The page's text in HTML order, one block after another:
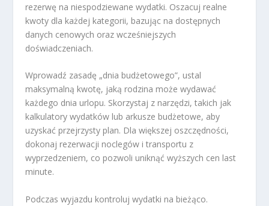
rezerwę na niespodziewane wydatki. Oszacuj realne
kwoty dla każdej kategorii, bazując na dostępnych
danych cenowych oraz wcześniejszych
doświadczeniach.
Wprowadź zasadę „dnia budżetowego”, ustal
maksymalną kwotę, jaką rodzina może wydawać
każdego dnia urlopu. Skorzystaj z narzędzi, takich jak
kalkulatory wydatków lub arkusze budżetowe, aby
uzyskać przejrzysty plan. Dla większej oszczędności,
dokonaj rezerwacji noclegów i transportu z
wyprzedzeniem, co pozwoli uniknąć wyższych cen last
minute.
Podczas wyjazdu kontroluj wydatki na bieżąco.